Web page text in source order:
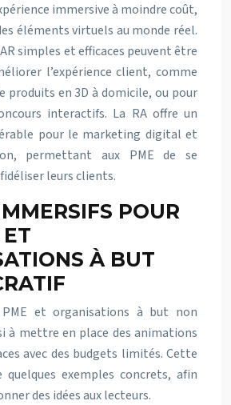
immersive à moindre coût,
éléments virtuels au monde réel.
simples et efficaces peuvent être
l’expérience client, comme
produits en 3D à domicile, ou pour
interactifs. La RA offre un
pour le marketing digital et
permettant aux PME de se
leurs clients.
POUR
À BUT
PME et organisations à but non
à mettre en place des animations
avec des budgets limités. Cette
exemples concrets, afin
des idées aux lecteurs.